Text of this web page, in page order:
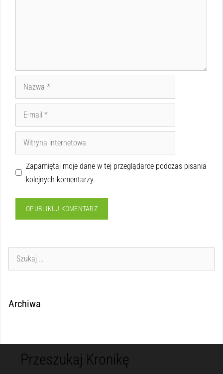
Zapamiętaj moje dane w tej przeglądarce podczas pisania
kolejnych komentarzy.
Archiwa
Przeszukaj Kronikę